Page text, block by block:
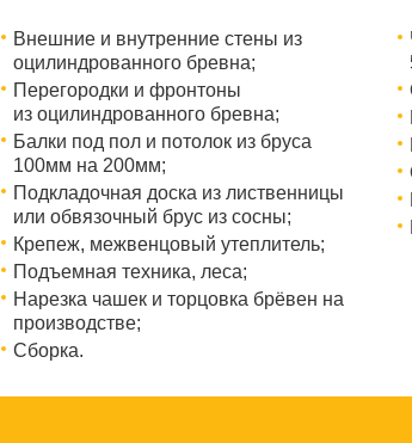
Внешние и внутренние стены из
оцилиндрованного бревна;
Перегородки и фронтоны
из оцилиндрованного бревна;
Балки под пол и потолок из бруса
100мм на 200мм;
Подкладочная доска из лиственницы
или обвязочный брус из сосны;
Крепеж, межвенцовый утеплитель;
Подъемная техника, леса;​​​​​​​
Нарезка чашек и торцовка брёвен на
производстве;
Сборка.